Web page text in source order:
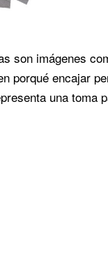
son imágenes
porqué encajar
una toma